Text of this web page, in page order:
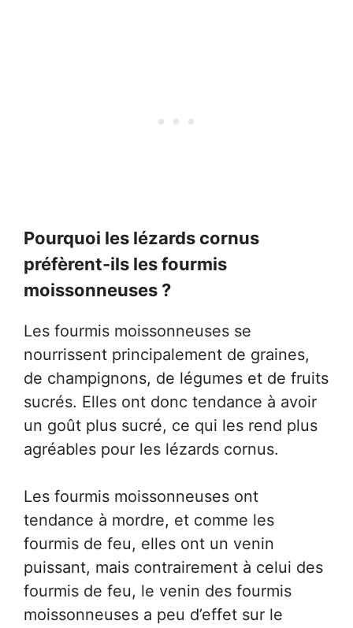
Pourquoi les lézards cornus
préfèrent-ils les fourmis
moissonneuses ?
Les fourmis moissonneuses se
nourrissent principalement de graines,
de champignons, de légumes et de fruits
sucrés. Elles ont donc tendance à avoir
un goût plus sucré, ce qui les rend plus
agréables pour les lézards cornus.
Les fourmis moissonneuses ont
tendance à mordre, et comme les
fourmis de feu, elles ont un venin
puissant, mais contrairement à celui des
fourmis de feu, le venin des fourmis
moissonneuses a peu d’effet sur le